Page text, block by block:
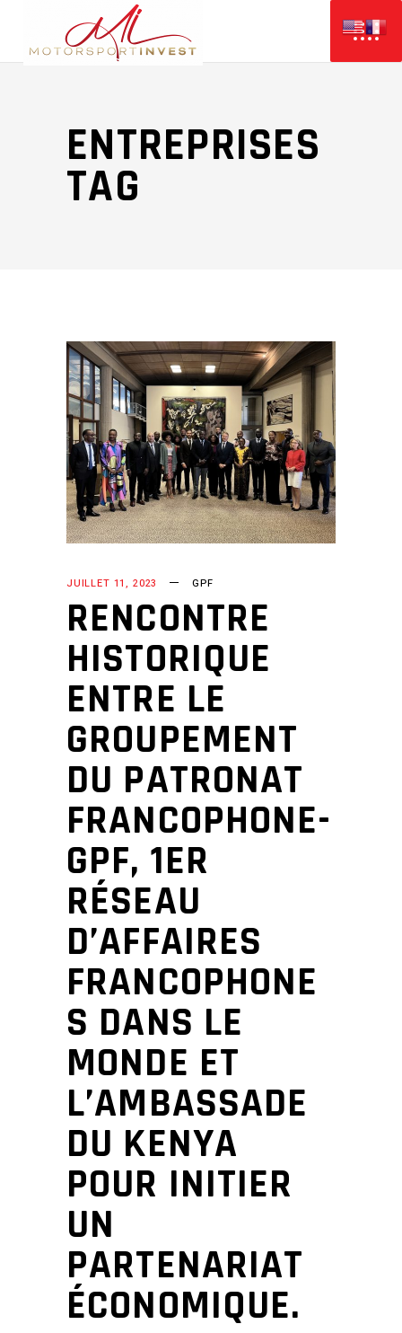
ENTREPRISES
TAG
JUILLET 11, 2023 GPF
RENCONTRE
HISTORIQUE
ENTRE LE
GROUPEMENT
DU PATRONAT
FRANCOPHONE-
GPF, 1ER
RÉSEAU
D’AFFAIRES
FRANCOPHONE
S DANS LE
MONDE ET
L’AMBASSADE
DU KENYA
POUR INITIER
UN
PARTENARIAT
ÉCONOMIQUE.